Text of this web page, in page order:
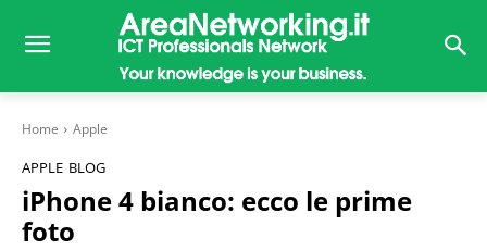
Home Apple
APPLE BLOG
iPhone 4 bianco: ecco le prime
foto